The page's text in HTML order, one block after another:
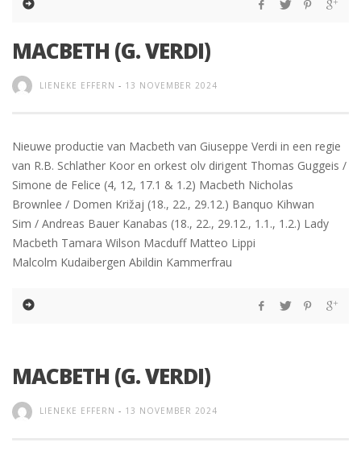
MACBETH (G. VERDI)
LIENEKE EFFERN - 13 NOVEMBER 2024
Nieuwe productie van Macbeth van Giuseppe Verdi in een regie
van R.B. Schlather Koor en orkest olv dirigent Thomas Guggeis /
Simone de Felice (4, 12, 17.1 & 1.2) Macbeth Nicholas
Brownlee / Domen Križaj (18., 22., 29.12.) Banquo Kihwan
Sim / Andreas Bauer Kanabas (18., 22., 29.12., 1.1., 1.2.) Lady
Macbeth Tamara Wilson Macduff Matteo Lippi
Malcolm Kudaibergen Abildin Kammerfrau
MACBETH (G. VERDI)
LIENEKE EFFERN - 13 NOVEMBER 2024